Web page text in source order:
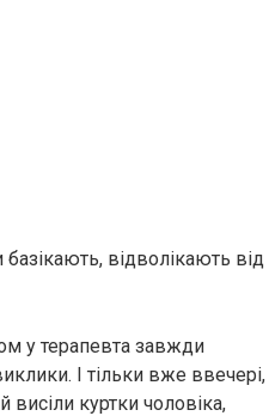
відволікають від
у терапевта завжди
І тільки вже ввечері,
куртки чоловіка,